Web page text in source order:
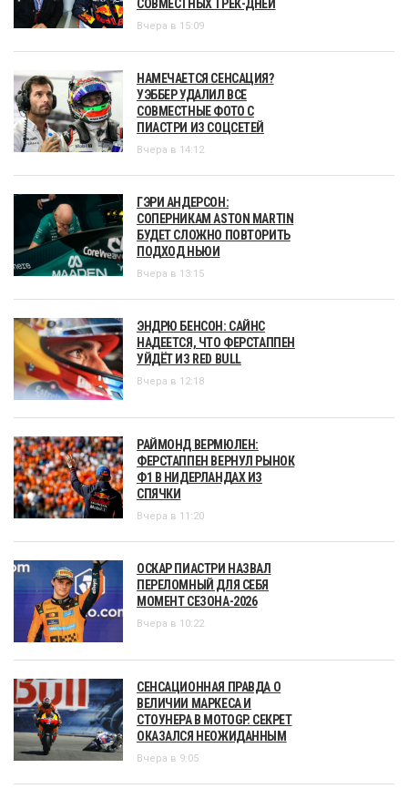
СОВМЕСТНЫХ ТРЕК-ДНЕЙ
Вчера в 15:09
НАМЕЧАЕТСЯ СЕНСАЦИЯ?
УЭББЕР УДАЛИЛ ВСЕ
СОВМЕСТНЫЕ ФОТО С
ПИАСТРИ ИЗ СОЦСЕТЕЙ
Вчера в 14:12
ГЭРИ АНДЕРСОН:
СОПЕРНИКАМ ASTON MARTIN
БУДЕТ СЛОЖНО ПОВТОРИТЬ
ПОДХОД НЬЮИ
Вчера в 13:15
ЭНДРЮ БЕНСОН: САЙНС
НАДЕЕТСЯ, ЧТО ФЕРСТАППЕН
УЙДЁТ ИЗ RED BULL
Вчера в 12:18
РАЙМОНД ВЕРМЮЛЕН:
ФЕРСТАППЕН ВЕРНУЛ РЫНОК
Ф1 В НИДЕРЛАНДАХ ИЗ
СПЯЧКИ
Вчера в 11:20
ОСКАР ПИАСТРИ НАЗВАЛ
ПЕРЕЛОМНЫЙ ДЛЯ СЕБЯ
МОМЕНТ СЕЗОНА-2026
Вчера в 10:22
СЕНСАЦИОННАЯ ПРАВДА О
ВЕЛИЧИИ МАРКЕСА И
СТОУНЕРА В MOTOGP. СЕКРЕТ
ОКАЗАЛСЯ НЕОЖИДАННЫМ
Вчера в 9:05